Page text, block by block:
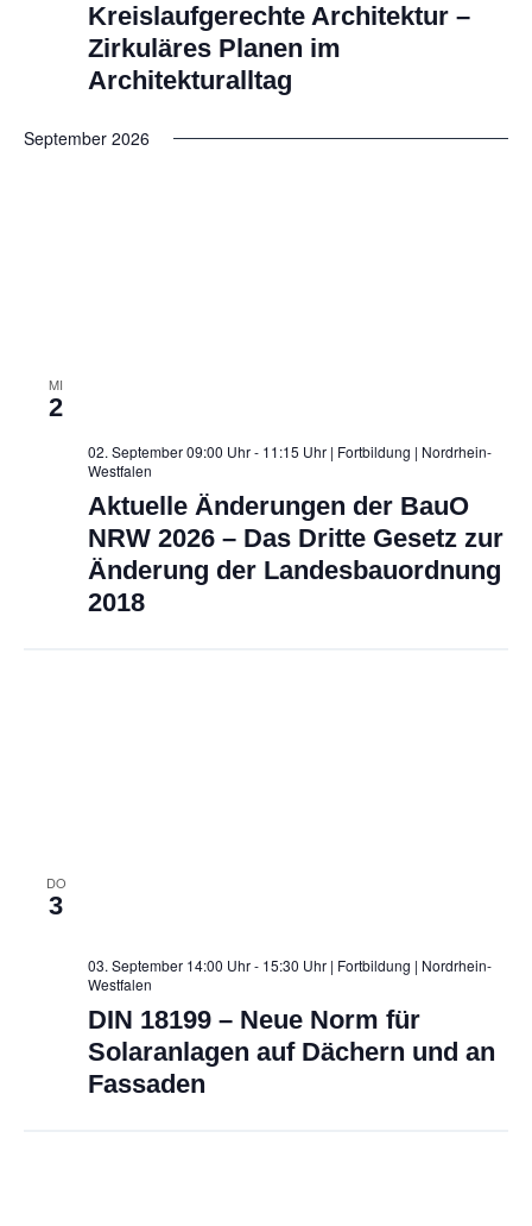
Kreislaufgerechte Architektur –
Zirkuläres Planen im
Architekturalltag
September 2026
MI
2
02. September 09:00 Uhr - 11:15 Uhr | Fortbildung | Nordrhein-
Westfalen
Aktuelle Änderungen der BauO
NRW 2026 – Das Dritte Gesetz zur
Änderung der Landesbauordnung
2018
DO
3
03. September 14:00 Uhr - 15:30 Uhr | Fortbildung | Nordrhein-
Westfalen
DIN 18199 – Neue Norm für
Solaranlagen auf Dächern und an
Fassaden